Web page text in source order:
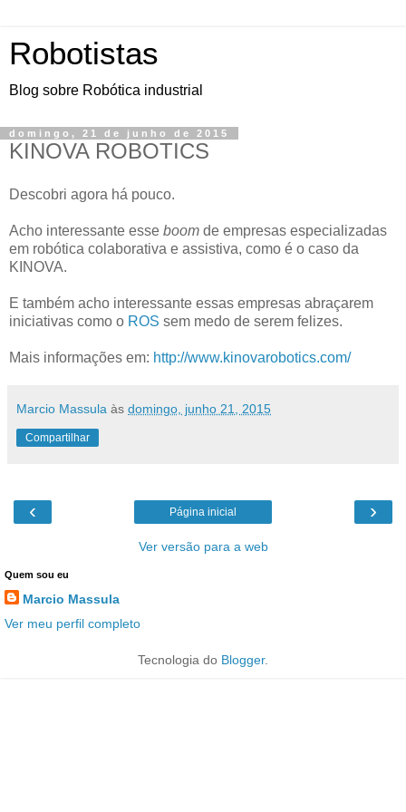
Robotistas
Blog sobre Robótica industrial
domingo, 21 de junho de 2015
KINOVA ROBOTICS
Descobri agora há pouco.
Acho interessante esse boom de empresas especializadas
em robótica colaborativa e assistiva, como é o caso da
KINOVA.
E também acho interessante essas empresas abraçarem
iniciativas como o ROS sem medo de serem felizes.
Mais informações em: http://www.kinovarobotics.com/
Marcio Massula às domingo, junho 21, 2015
Compartilhar
‹ ›
Página inicial
Ver versão para a web
Quem sou eu
Marcio Massula
Ver meu perfil completo
Tecnologia do Blogger.